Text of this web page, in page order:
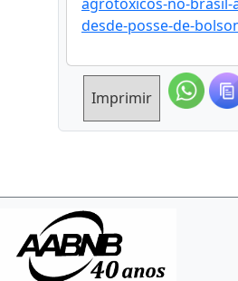
desde-posse-de-
Imprimir